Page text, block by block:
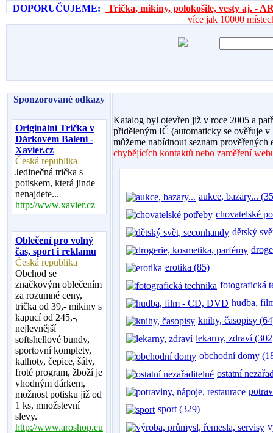
DOPORUČUJEME:
Trička, mikiny, polokošile, vesty aj. -
více jak 10000
Sponzorované odkazy
Originální Trička v
Dárkovém Balení -
Xavier.cz
Česká republika
Jedinečná trička s
potiskem, která jinde
nenajdete...
http://www.xavier.cz
Oblečení pro volný
čas, sport i reklamu
Česká republika
Obchod se
značkovým oblečením
za rozumné ceny,
trička od 39,- mikiny s
kapucí od 245,-,
nejlevnější
softshellové bundy,
sportovní komplety,
kalhoty, čepice, šály,
froté program, žboží je
vhodným dárkem,
možnost potisku již od
1 ks, množstevní
slevy.
http://www.aroshop.eu
Katalog byl otevřen již v roce 2005 a
přiděleným IČ (automaticky se ověřuje
můžeme nabídnout seznam
chybějících kontaktů nebo zaměření
aukce, bazary...
chovatelské
dětský
erotika (85)
fotografická
hudba,
knihy, časopisy
lekarny, zdraví
obchodní domy
ostatní
sport (329)